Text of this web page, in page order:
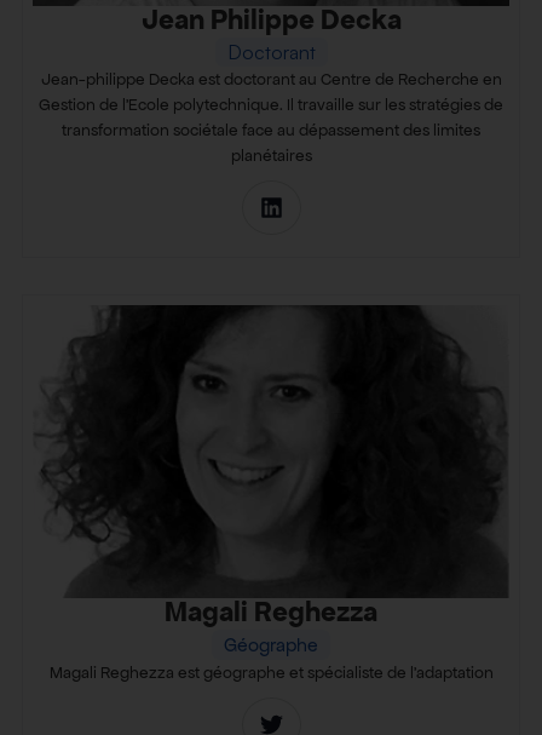
Jean Philippe Decka
Doctorant
Jean-philippe Decka est doctorant au Centre de Recherche en
Gestion de l’Ecole polytechnique. Il travaille sur les stratégies de
transformation sociétale face au dépassement des limites
planétaires
Magali Reghezza
Géographe
Magali Reghezza est géographe et spécialiste de l’adaptation